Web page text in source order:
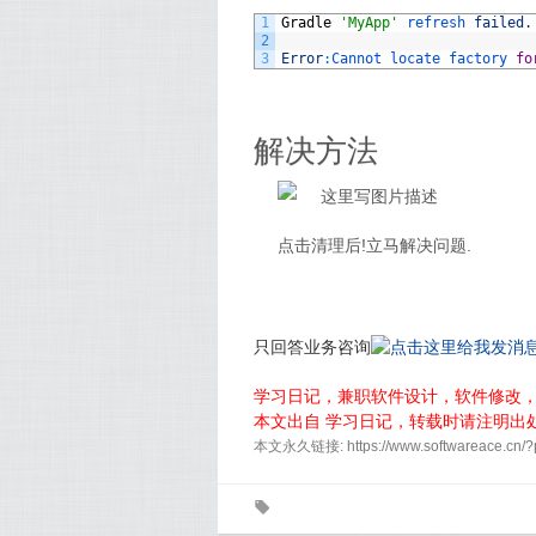
1
2
3
Gradle 'MyApp' refresh failed .
Error:Cannot locate factory
解决方法
点击清理后!立马解决问题.
只回答业务咨询
学习日记，兼职软件设计，软件修改
本文出自 学习日记，转载时请注明出
本文永久链接: https://www.softwareace.cn/
0